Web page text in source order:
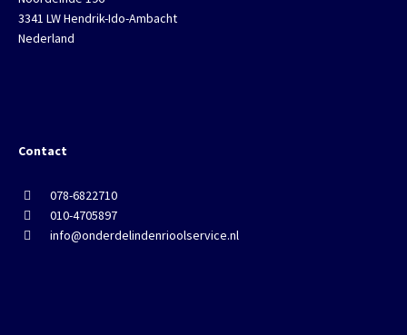
3341 LW Hendrik-Ido-Ambacht
Nederland
Contact
078-6822710
010-4705897
info@onderdelindenrioolservice.nl